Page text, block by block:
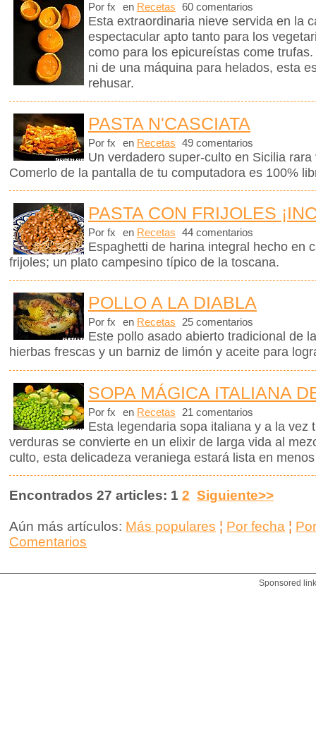
Por fx en Recetas 60 comentarios
Esta extraordinaria nieve servida en la
espectacular apto tanto para los
como para los epicureístas come
ni de una máquina para helados, esta
rehusar.
PASTA N'CASCIATA
Por fx en Recetas 49 comentarios
Un verdadero super-culto en Sicilia
Comerlo de la pantalla de tu computadora es 100%
PASTA CON FRIJOLES
Por fx en Recetas 44 comentarios
Espaghetti de harina integral hecho en
frijoles; un plato campesino típico de la toscana.
POLLO A LA DIABLA
Por fx en Recetas 25 comentarios
Este pollo asado abierto tradicional de
hierbas frescas y un barniz de limón y aceite para
SOPA MÁGICA ITALIANA
Por fx en Recetas 21 comentarios
Esta legendaria sopa italiana y a la vez
verduras se convierte en un elixir de larga vida al
culto, esta delicadeza veraniega estará lista en
Encontrados 27 articles: 1 2 Siguiente>>
Aún más artículos: Más populares ¦ Por fecha ¦
Comentarios
Sponsored